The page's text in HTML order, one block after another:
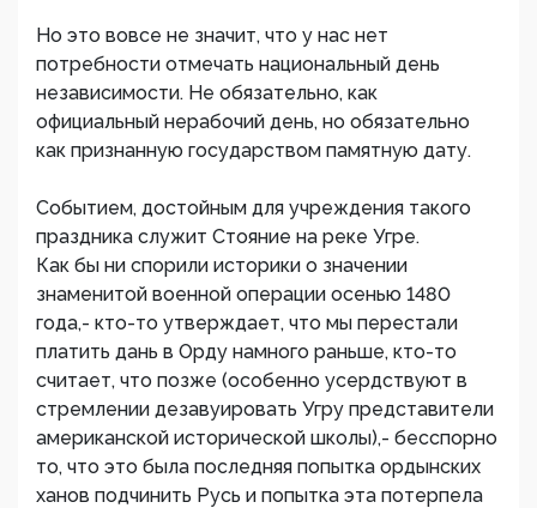
Но это вовсе не значит, что у нас нет
потребности отмечать национальный день
независимости. Не обязательно, как
официальный нерабочий день, но обязательно
как признанную государством памятную дату.
Событием, достойным для учреждения такого
праздника служит Стояние на реке Угре.
Как бы ни спорили историки о значении
знаменитой военной операции осенью 1480
года,- кто-то утверждает, что мы перестали
платить дань в Орду намного раньше, кто-то
считает, что позже (особенно усердствуют в
стремлении дезавуировать Угру представители
американской исторической школы),- бесспорно
то, что это была последняя попытка ордынских
ханов подчинить Русь и попытка эта потерпела